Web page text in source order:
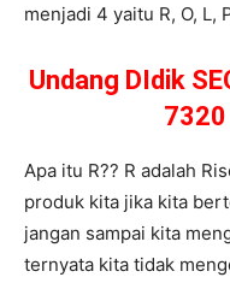
menjadi 4 yaitu R, O, L,
Undang DIdik
Apa itu R?? R adalah
produk kita jika kita
jangan sampai kita
ternyata kita tidak